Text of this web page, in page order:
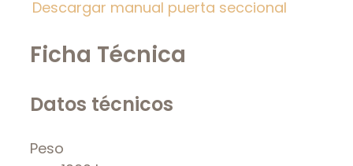
Descargar manual puerta seccional
Ficha Técnica
Datos técnicos
Peso